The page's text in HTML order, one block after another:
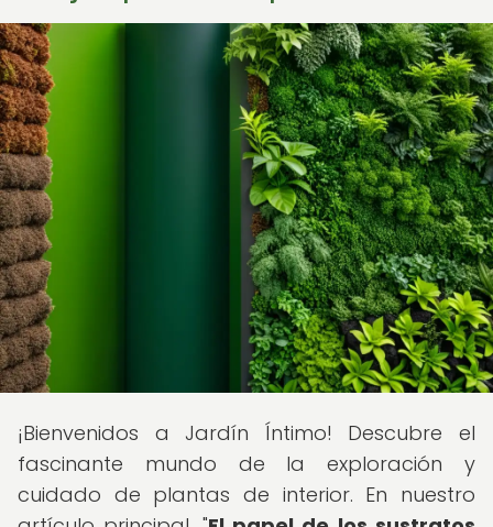
¡Bienvenidos a Jardín Íntimo! Descubre el
fascinante mundo de la exploración y
cuidado de plantas de interior. En nuestro